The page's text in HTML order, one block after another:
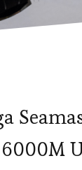
6000M